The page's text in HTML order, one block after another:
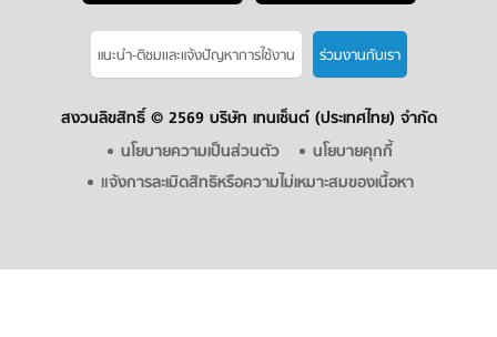
แนะนำ-ติชมเเละแจ้งปัญหาการใช้งาน ร่วมงานกับเรา
สงวนลิขสิทธิ์ © 2569 บริษัท เทนเซ็นต์ (ประเทศไทย) จำกัด
นโยบายความเป็นส่วนตัว
นโยบายคุกกี้
แจ้งการละเมิดสิทธิหรือความไม่เหมาะสมของเนื้อหา